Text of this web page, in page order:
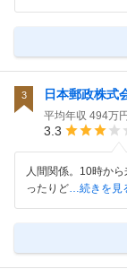
3 日本郵政株式
平均年収 494万円
3.3
人間関係。10時か
ったりど…続きを見